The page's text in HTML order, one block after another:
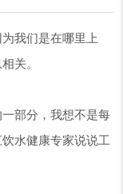
我们是在哪里上
关。
部分，我想不是每
水健康专家说说工